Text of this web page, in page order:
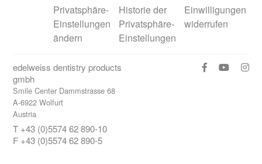
edelweiss dentistry products
gmbh
Smile Center Dammstrasse 68
A-6922 Wolfurt
Austria
T +43 (0)5574 62 890-10
F +43 (0)5574 62 890-5
Privatsphäre-
Einstellungen
ändern
Historie der
Privatsphäre-
Einstellungen
Einwilligungen
widerrufen